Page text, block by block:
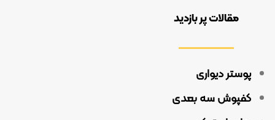
مقالات پر بازدید
پوستر دیواری
کفپوش سه بعدی